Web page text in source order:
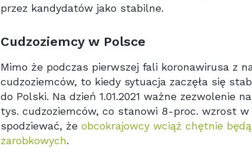
przez kandydatów jako stabilne.
Cudzoziemcy w Polsce
Mimo że podczas pierwszej fali koronawirusa z
cudzoziemców, to kiedy sytuacja zaczęła się
do Polski. Na dzień 1.01.2021 ważne zezwolenie
tys. cudzoziemców, co stanowi 8-proc. wzrost w
spodziewać, że obcokrajowcy wciąż chętnie
zarobkowych.